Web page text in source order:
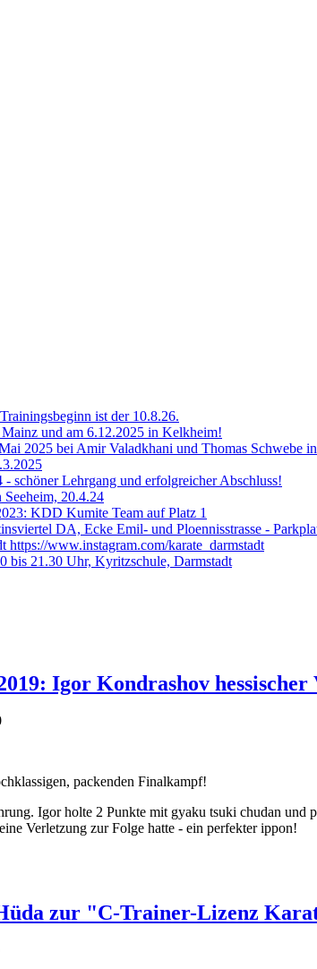
ist der 10.8.26.
und am 6.12.2025 in Kelkheim!
2025 bei Amir Valadkhani und Thomas Schwebe
Lehrgang und erfolgreicher Abschluss!
20.4.24
KDD Kumite Team auf Platz 1
DA, Ecke Emil- und Ploennisstrasse -
https://www.instagram.com/karate_darmstadt
bis 21.30 Uhr, Kyritzschule, Darmstadt
Igor Kondrashov
packenden Finalkampf!
Igor holte 2 Punkte mit gyaku tsuki chudan und
Verletzung zur Folge hatte - ein perfekter ippon!
zur "C-Trainer-Lizenz